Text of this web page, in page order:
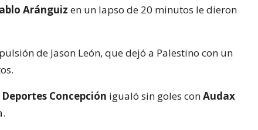
Aránguiz en un lapso de 20 minutos le dieron
de Jason León, que dejó a Palestino con un
Deportes Concepción igualó sin goles conAudax